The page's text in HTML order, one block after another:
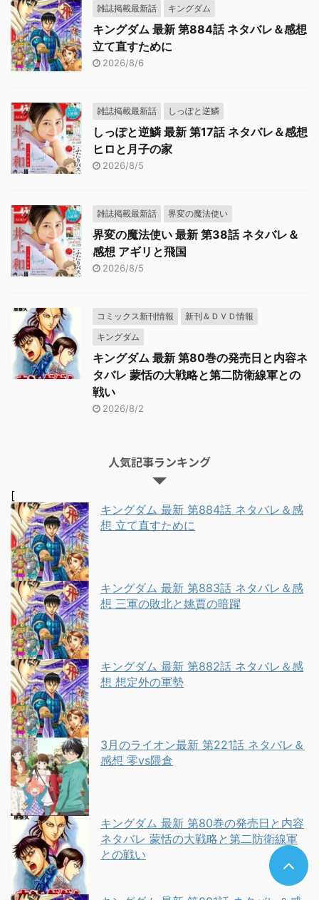
雑誌掲載最新話 キングダム
キングダム 最新 第884話 ネタバレ＆感想
立て直すために
2026/8/6
雑誌掲載最新話 しっぽと逆鱗
しっぽと逆鱗 最新 第17話 ネタバレ＆感想
ヒロと月子の家
2026/8/5
雑誌掲載最新話 界変の魔法使い
界変の魔法使い 最新 第38話 ネタバレ＆
感想 アギリと飛国
2026/8/5
コミックス新刊情報
新刊＆ＤＶＤ情報
キングダム
キングダム 最新 第80巻の発売日と内容ネ
タバレ 蒙恬の大戦略と第二防衛線軍との
戦い
2026/8/2
人気記事ランキング
[
キングダム 最新 第884話 ネタバレ＆感
想 立て直すために
キングダム 最新 第883話 ネタバレ＆感
想 三軍の敗北と姚賈の暗躍
キングダム 最新 第882話 ネタバレ＆感
想 想定外の軍勢
3月のライオン最新 第221話 ネタバレ＆
感想 零vs隈倉
キングダム 最新 第80巻の発売日と内容
ネタバレ 蒙恬の大戦略と第二防衛線軍
との戦い